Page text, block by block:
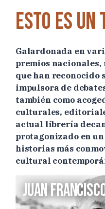
Esto es
Galardonada en
premios
que han reconocido
impulsora de
también como
culturales,
actual librería
protagonizado en
historias más
cultural
Juan